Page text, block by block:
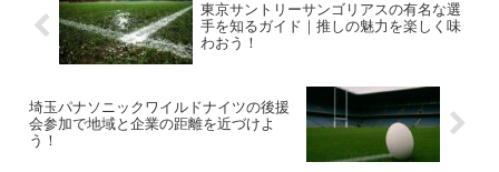
東京サントリーサンゴリアスの有名な選
手を知るガイド｜推しの魅力を楽しく味
わおう！
埼玉パナソニックワイルドナイツの後援
会参加で地域と企業の距離を近づけよ
う！